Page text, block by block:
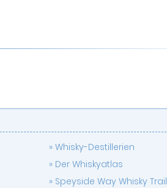
Whisky-Destillerien
Der Whiskyatlas
Speyside Way Whisky Trail